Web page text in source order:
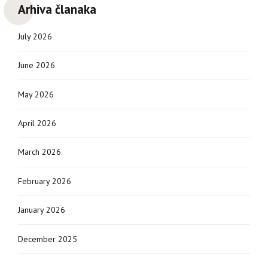
Arhiva članaka
July 2026
June 2026
May 2026
April 2026
March 2026
February 2026
January 2026
December 2025